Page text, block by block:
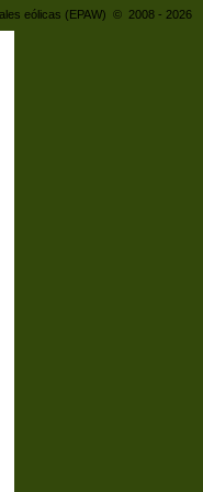
eólicas (EPAW) © 2008 - 2026